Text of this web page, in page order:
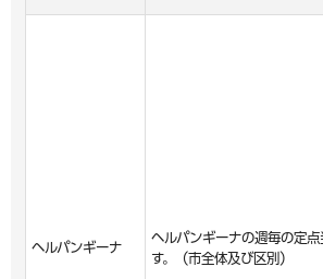
ヘルパンギーナ
ヘルパンギーナの週毎の定
す。（市全体及び区別）